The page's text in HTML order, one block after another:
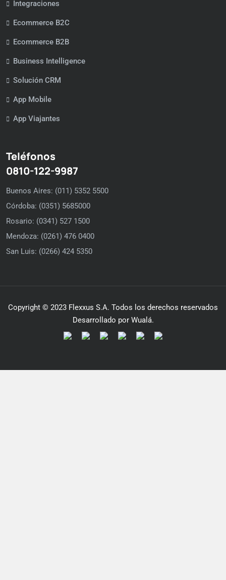
Integraciones
Ecommerce B2C
Ecommerce B2B
Business Intelligence
Solución CRM
App Mobile
App Viajantes
Teléfonos
0810-122-9987
Buenos Aires: (011) 5352 5500
Córdoba: (0351) 5685000
Rosario: (0341) 527 1500
Mendoza: (0261) 476 0400
San Luis: (0266) 424 5350
Copyright © 2023 Flexxus S.A. Todos los derechos reservados
Desarrollado por Wualá.